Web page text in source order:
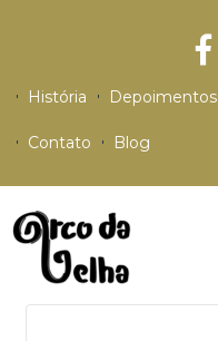
História Depoimentos
Contato Blog